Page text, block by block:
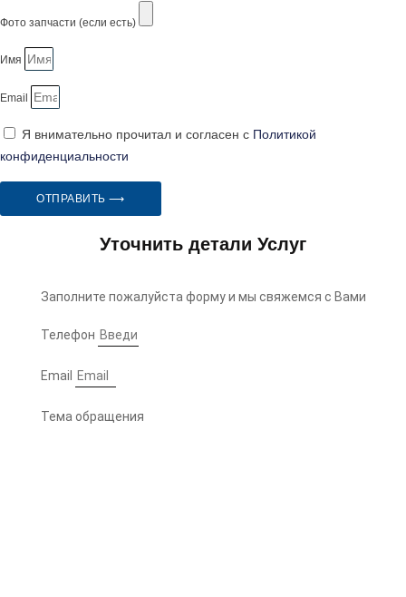
Фото запчасти (если есть)
Имя
Email
Я внимательно прочитал и согласен с Политикой
конфиденциальности
ОТПРАВИТЬ ⟶
Уточнить детали Услуг
Заполните пожалуйста форму и мы свяжемся с Вами
Телефон
Email
Тема обращения